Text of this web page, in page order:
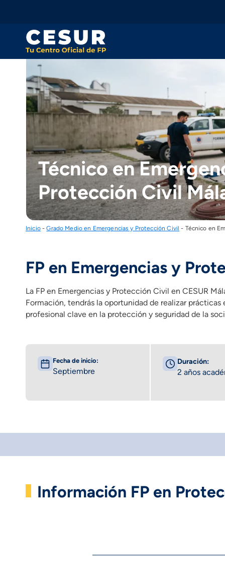
Técnico en
Protección Civil
Inicio-Grado Medio en Emergencias y Protección Civil - Técnico en
FP en Emergencias y
La FP en Emergencias y Protección Civil en CESUR
Formación, tendrás la oportunidad de realizar
profesional clave en la protección y seguridad de la
Fecha de inicio:
Septiembre
Duración:
2 años
Información FP en